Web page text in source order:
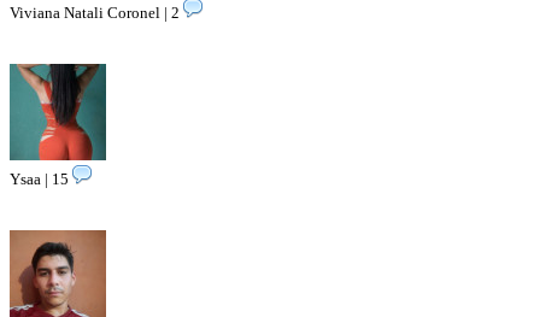
Viviana Natali Coronel | 2
Ysaa | 15